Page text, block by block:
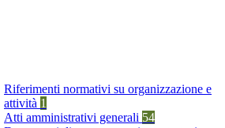
Riferimenti normativi su organizzazione e
attività 1
Atti amministrativi generali 54